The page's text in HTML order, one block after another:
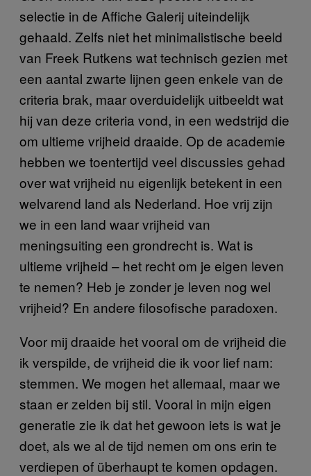
selectie in de Affiche Galerij uiteindelijk
gehaald. Zelfs niet het minimalistische beeld
van Freek Rutkens wat technisch gezien met
een aantal zwarte lijnen geen enkele van de
criteria brak, maar overduidelijk uitbeeldt wat
hij van deze criteria vond, in een wedstrijd die
om ultieme vrijheid draaide. Op de academie
hebben we toentertijd veel discussies gehad
over wat vrijheid nu eigenlijk betekent in een
welvarend land als Nederland. Hoe vrij zijn
we in een land waar vrijheid van
meningsuiting een grondrecht is. Wat is
ultieme vrijheid – het recht om je eigen leven
te nemen? Heb je zonder je leven nog wel
vrijheid? En andere filosofische paradoxen.
Voor mij draaide het vooral om de vrijheid die
ik verspilde, de vrijheid die ik voor lief nam:
stemmen. We mogen het allemaal, maar we
staan er zelden bij stil. Vooral in mijn eigen
generatie zie ik dat het gewoon iets is wat je
doet, als we al de tijd nemen om ons erin te
verdiepen of überhaupt te komen opdagen.